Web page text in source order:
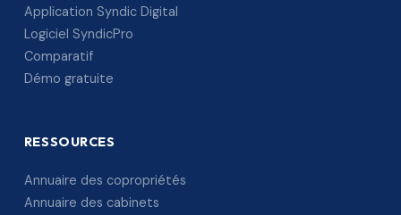
Application Syndic Digital
Logiciel SyndicPro
Comparatif
Démo gratuite
RESSOURCES
Annuaire des copropriétés
Annuaire des cabinets